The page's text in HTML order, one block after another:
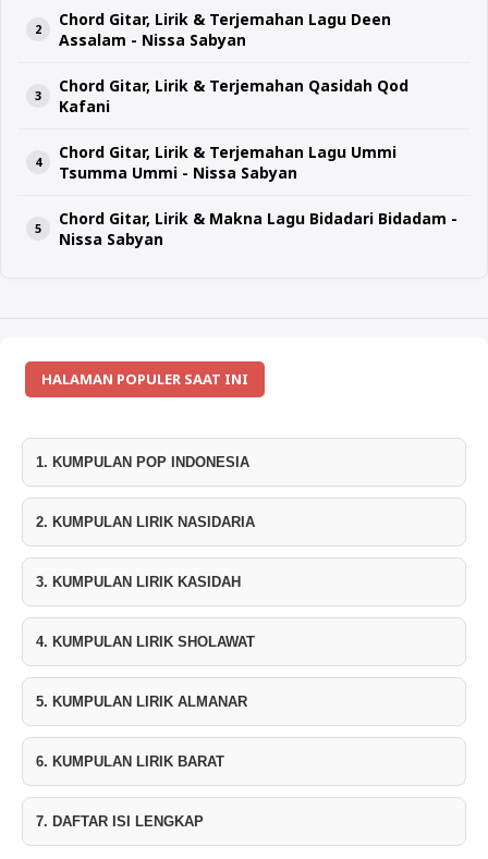
Chord Gitar, Lirik & Terjemahan Lagu Deen
Assalam - Nissa Sabyan
Chord Gitar, Lirik & Terjemahan Qasidah Qod
Kafani
Chord Gitar, Lirik & Terjemahan Lagu Ummi
Tsumma Ummi - Nissa Sabyan
Chord Gitar, Lirik & Makna Lagu Bidadari Bidadam -
Nissa Sabyan
HALAMAN POPULER SAAT INI
1. KUMPULAN POP INDONESIA
2. KUMPULAN LIRIK NASIDARIA
3. KUMPULAN LIRIK KASIDAH
4. KUMPULAN LIRIK SHOLAWAT
5. KUMPULAN LIRIK ALMANAR
6. KUMPULAN LIRIK BARAT
7. DAFTAR ISI LENGKAP